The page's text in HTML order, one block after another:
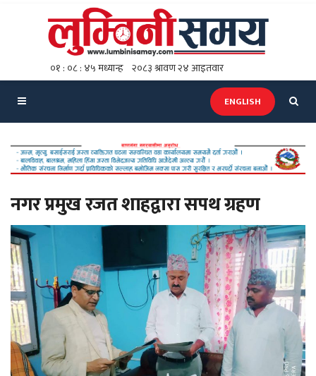
ENGLISH
नगर प्रमुख रजत शाहद्वारा सपथ ग्रहण